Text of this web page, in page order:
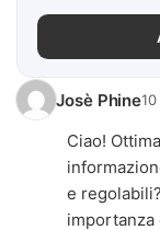
Josè Phine
Ciao!
e
importanza